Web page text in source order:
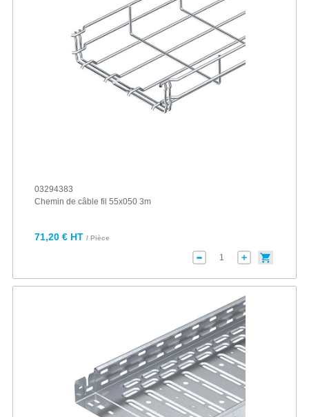
03294383
Chemin de câble fil 55x050 3m
71,20 € HT / Pièce